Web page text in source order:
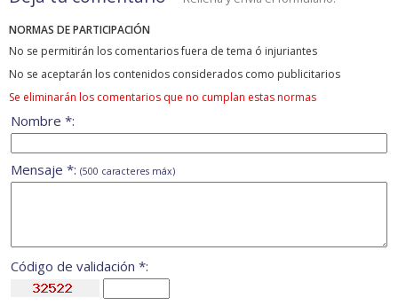
NORMAS DE PARTICIPACIÓN
No se permitirán los comentarios fuera de tema ó injuriantes
No se aceptarán los contenidos considerados como publicitarios
Se eliminarán los comentarios que no cumplan estas normas
Nombre *:
Mensaje *: (500 caracteres máx)
Código de validación *: